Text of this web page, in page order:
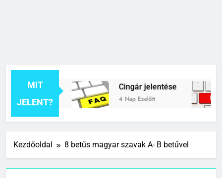
MIT
JELENT?
jelentése Cingár jelentése
4 Nap Ezelőtt
Kezdőoldal 8 betűs magyar szavak A- B betűvel